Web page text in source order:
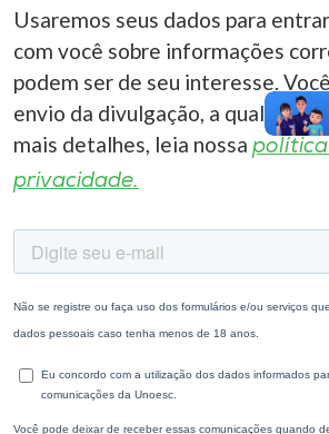
Usaremos seus dados para
com você sobre informações
podem ser de seu interesse.
envio da divulgação, a qualquer
mais detalhes, leia nossa
privacidade.